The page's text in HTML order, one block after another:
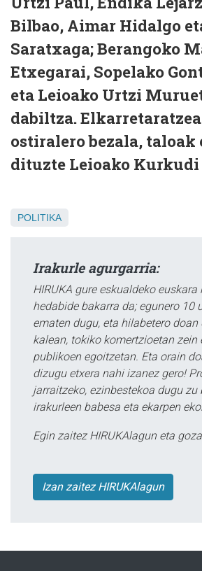
Bilbao, Aimar Hidalgo
Saratxaga; Berangoko
Etxegarai, Sopelako
eta Leioako Urtzi
dabiltza.
ostiralero bezala, taloak
dituzte Leioako Kurkudi
POLITIKA
Irakurle agurgarria:
HIRUKA gure eskualdeko euskara
hedabide bakarra da; egunero 10
ematen dugu, eta hilabetero
kalean, tokiko komertzioetan zein
publikoen egoitzetan. Eta orain
dizugu etxera nahi izanez gero!
jarraitzeko, ezinbestekoa dugu zu
irakurleen babesa eta ekarpen
Egin zaitez HIRUKAlagun eta
Izan zaitez HIRUKAlagun